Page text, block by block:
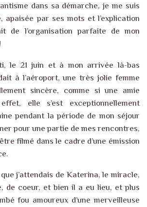
dans sa démarche, je me suis
apaisée par ses mots et l’explication
de l’organisation parfaite de mon
le 21 juin et à mon arrivée là-bas
à l’aéroport, une très jolie femme
sincère, comme si une amie
elle s’est exceptionnellement
pendant la période de mon séjour
pour une partie de mes rencontres,
filmé dans le cadre d’une émission
j’attendais de Katerina, le miracle,
de coeur, et bien il a eu lieu, et plus
fou amoureux d’une merveilleuse